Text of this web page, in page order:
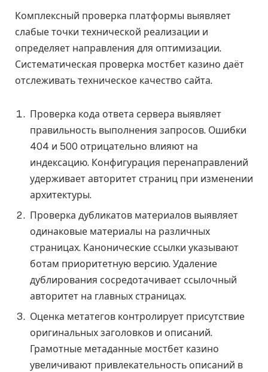
Комплексный проверка платформы выявляет
слабые точки технической реализации и
определяет направления для оптимизации.
Систематическая проверка мостбет казино даёт
отслеживать техническое качество сайта.
Проверка кода ответа сервера выявляет
правильность выполнения запросов. Ошибки
404 и 500 отрицательно влияют на
индексацию. Конфигурация перенаправлений
удерживает авторитет страниц при изменении
архитектуры.
Проверка дубликатов материалов выявляет
одинаковые материалы на различных
страницах. Канонические ссылки указывают
ботам приоритетную версию. Удаление
дублирования сосредотачивает ссылочный
авторитет на главных страницах.
Оценка метатегов контролирует присутствие
оригинальных заголовков и описаний.
Грамотные метаданные мостбет казино
увеличивают привлекательность описаний в